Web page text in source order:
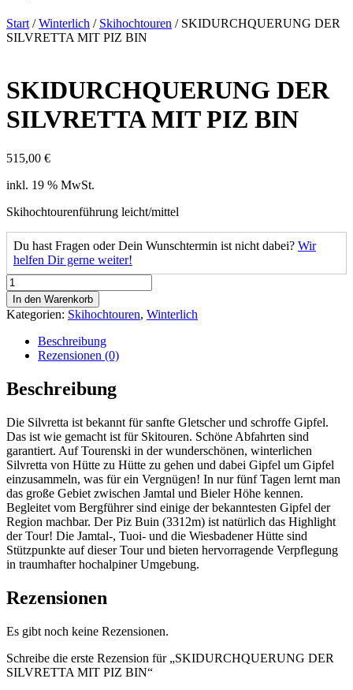
Start /Winterlich / Skihochtouren / SKIDURCHQUERUNG DER
SILVRETTA MIT PIZ BIN
SKIDURCHQUERUNG DER
SILVRETTA MIT PIZ BIN
515,00 €
inkl. 19 % MwSt.
Skihochtourenführung leicht/mittel
Du hast Fragen oder Dein Wunschtermin ist nicht dabei? Wir
helfen Dir gerne weiter!
SKIDURCHQUERUNG
DER
SILVRETTA
MIT
BIN
Menge
In den Warenkorb
Kategorien: Skihochtouren, Winterlich
Beschreibung
Rezensionen (0)
Beschreibung
Die Silvretta ist bekannt für sanfte Gletscher und schroffe Gipfel.
Das ist wie gemacht ist für Skitouren. Schöne Abfahrten sind
garantiert. Auf Tourenski in der wunderschönen, winterlichen
Silvretta von Hütte zu Hütte zu gehen und dabei Gipfel um Gipfel
einzusammeln, was für ein Vergnügen! In nur fünf Tagen lernt man
das große Gebiet zwischen Jamtal und Bieler Höhe kennen.
Begleitet vom Bergführer sind einige der bekanntesten Gipfel der
Region machbar. Der Piz Buin (3312m) ist natürlich das Highlight
der Tour! Die Jamtal-, Tuoi- und die Wiesbadener Hütte sind
Stützpunkte auf dieser Tour und bieten hervorragende Verpflegung
in traumhafter hochalpiner Umgebung.
Rezensionen
Es gibt noch keine Rezensionen.
Schreibe die erste Rezension für „SKIDURCHQUERUNG DER
SILVRETTA MIT PIZ BIN“